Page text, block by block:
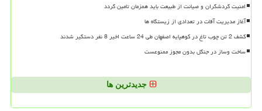
امنیت گردشگران و صیانت از طبیعت باید همزمان تامین گردد
آغاز مدیریت آفات در تعدادی از زیستگاه ها
کشف 2 تن چوب تاغ در کوهپایه اصفهان طی 24 ساعت اخیر 8 نفر دستگیر شدند
ساخت وساز در جنگل بدون مجوز ممنوعست
جدیدترین ها